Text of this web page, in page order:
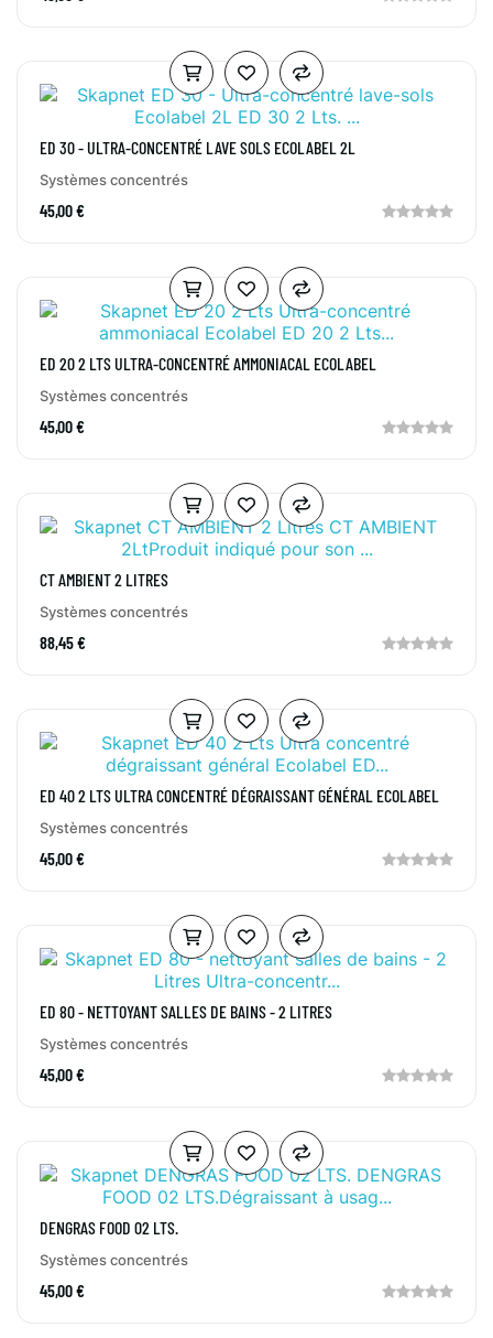
ED 30 - ULTRA-CONCENTRÉ LAVE SOLS ECOLABEL 2L
Systèmes concentrés
45,00 €
ED 20 2 LTS ULTRA-CONCENTRÉ AMMONIACAL ECOLABEL
Systèmes concentrés
45,00 €
CT AMBIENT 2 LITRES
Systèmes concentrés
88,45 €
ED 40 2 LTS ULTRA CONCENTRÉ DÉGRAISSANT GÉNÉRAL ECOLABEL
Systèmes concentrés
45,00 €
ED 80 - NETTOYANT SALLES DE BAINS - 2 LITRES
Systèmes concentrés
45,00 €
DENGRAS FOOD 02 LTS.
Systèmes concentrés
45,00 €